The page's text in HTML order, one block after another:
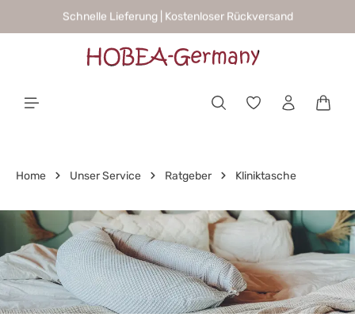
springenSchnelle Lieferung | Kostenloser Rückversand
Home Unser Service Ratgeber Kliniktasche